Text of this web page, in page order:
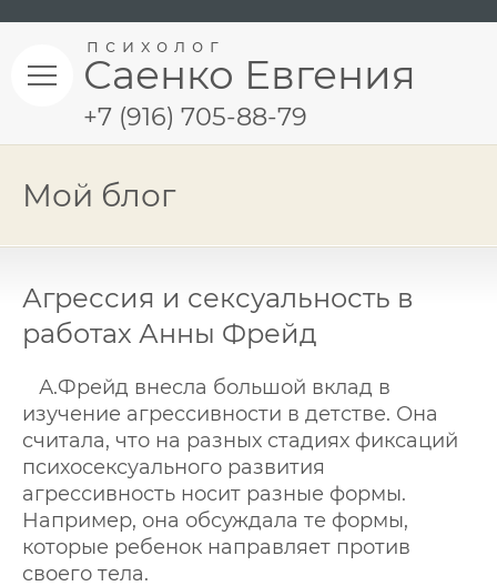
Саенко Евгения
психолог
+7 (916) 705-88-79
Мой блог
Агрессия и сексуальность в
работах Анны Фрейд
А.Фрейд внесла большой вклад в
изучение агрессивности в детстве. Она
считала, что на разных стадиях фиксаций
психосексуального развития
агрессивность носит разные формы.
Например, она обсуждала те формы,
которые ребенок направляет против
своего тела.